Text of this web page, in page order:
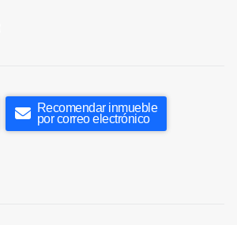
Recomendar inmueble
por correo electrónico